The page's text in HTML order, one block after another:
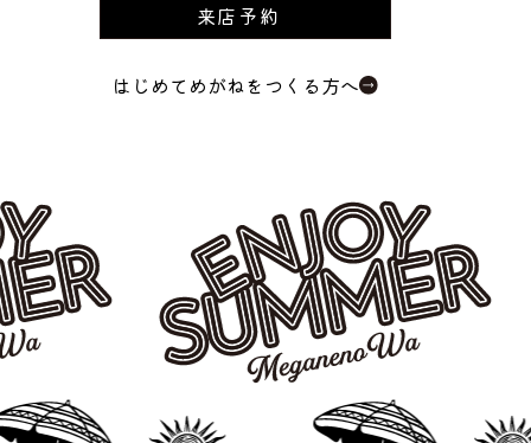
来店予約
はじめてめがねをつくる方へ